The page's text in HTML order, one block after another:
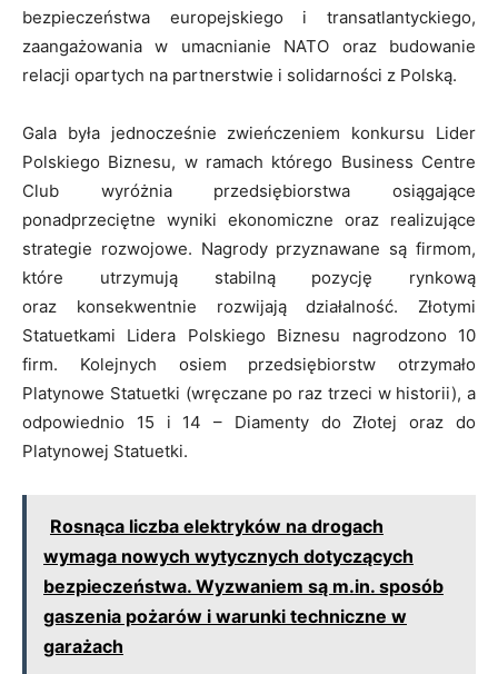
bezpieczeństwa europejskiego i transatlantyckiego,
zaangażowania w umacnianie NATO oraz budowanie
relacji opartych na partnerstwie i solidarności z Polską.
Gala była jednocześnie zwieńczeniem konkursu Lider
Polskiego Biznesu, w ramach którego Business Centre
Club wyróżnia przedsiębiorstwa osiągające
ponadprzeciętne wyniki ekonomiczne oraz realizujące
strategie rozwojowe. Nagrody przyznawane są firmom,
które utrzymują stabilną pozycję rynkową
oraz konsekwentnie rozwijają działalność. Złotymi
Statuetkami Lidera Polskiego Biznesu nagrodzono 10
firm. Kolejnych osiem przedsiębiorstw otrzymało
Platynowe Statuetki (wręczane po raz trzeci w historii), a
odpowiednio 15 i 14 – Diamenty do Złotej oraz do
Platynowej Statuetki.
Rosnąca liczba elektryków na drogach
wymaga nowych wytycznych dotyczących
bezpieczeństwa. Wyzwaniem są m.in. sposób
gaszenia pożarów i warunki techniczne w
garażach